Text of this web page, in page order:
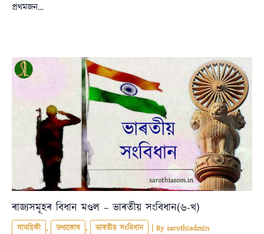
প্ৰথমজন…
ৰাজ্যসমূহৰ বিধান মণ্ডল – ভাৰতীয় সংবিধান(৬-খ)
সাময়িকী , তথ্যকোষ , ভাৰতীয় সংবিধান | By sarothiadmin